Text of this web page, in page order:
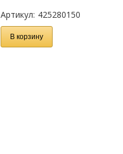
Артикул: 425280150
В корзину